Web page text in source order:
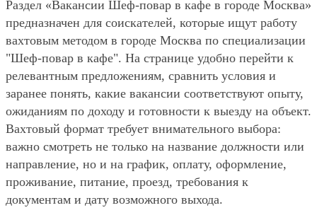
Раздел «Вакансии Шеф-повар в кафе в городе Москва»
предназначен для соискателей, которые ищут работу
вахтовым методом в городе Москва по специализации
"Шеф-повар в кафе". На странице удобно перейти к
релевантным предложениям, сравнить условия и
заранее понять, какие вакансии соответствуют опыту,
ожиданиям по доходу и готовности к выезду на объект.
Вахтовый формат требует внимательного выбора:
важно смотреть не только на название должности или
направление, но и на график, оплату, оформление,
проживание, питание, проезд, требования к
документам и дату возможного выхода.